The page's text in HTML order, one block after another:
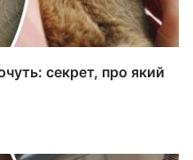
секрет, про який